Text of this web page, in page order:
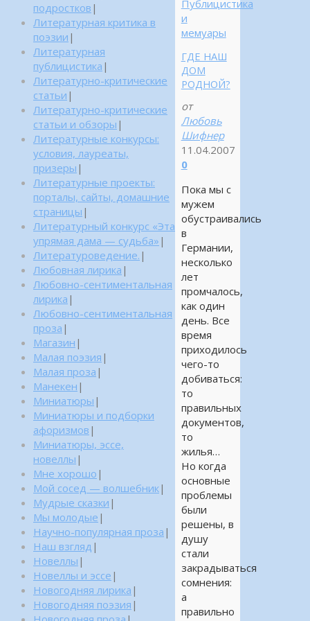
Публицистика
и
мемуары
ГДЕ НАШ
ДОМ
РОДНОЙ?
от
Любовь
Шифнер
11.04.2007
0
Пока мы с
мужем
обустраивались
в
Германии,
несколько
лет
промчалось,
как один
день. Все
время
приходилось
чего-то
добиваться:
то
правильных
документов,
то
жилья…
Но когда
основные
проблемы
были
решены, в
душу
стали
закрадываться
сомнения:
а
правильно
подростков |
Литературная критика в
поэзии |
Литературная
публицистика |
Литературно-критические
статьи |
Литературно-критические
статьи и обзоры |
Литературные конкурсы:
условия, лауреаты,
призеры |
Литературные проекты:
порталы, сайты, домашние
страницы |
Литературный конкурс «Эта
упрямая дама — судьба» |
Литературоведение. |
Любовная лирика |
Любовно-сентиментальная
лирика |
Любовно-сентиментальная
проза |
Магазин |
Малая поэзия |
Малая проза |
Манекен |
Миниатюры |
Миниатюры и подборки
афоризмов |
Миниатюры, эссе,
новеллы |
Мне хорошо |
Мой сосед — волшебник|
Мудрые сказки |
Мы молодые |
Научно-популярная проза |
Наш взгляд |
Новеллы |
Новеллы и эссе |
Новогодняя лирика |
Новогодняя поэзия |